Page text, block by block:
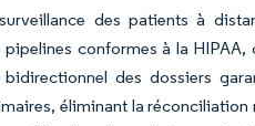
des patients à
conformes à la
bidirectionnel des dossiers
éliminant la